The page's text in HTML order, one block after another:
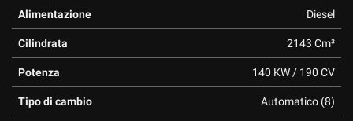
Alimentazione Diesel
Cilindrata 2143 Cm³
Potenza 140 KW / 190 CV
Tipo di cambio Automatico (8)
Cookie necessari
Cookie delle preferenze